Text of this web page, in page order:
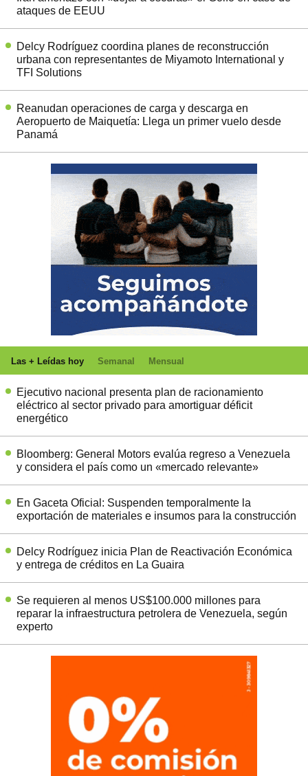
ataques de EEUU
Delcy Rodríguez coordina planes de reconstrucción
urbana con representantes de Miyamoto International y
TFI Solutions
Reanudan operaciones de carga y descarga en
Aeropuerto de Maiquetía: Llega un primer vuelo desde
Panamá
Las + Leídas hoy Semanal Mensual
Ejecutivo nacional presenta plan de racionamiento
eléctrico al sector privado para amortiguar déficit
energético
Bloomberg: General Motors evalúa regreso a Venezuela
y considera el país como un «mercado relevante»
En Gaceta Oficial: Suspenden temporalmente la
exportación de materiales e insumos para la construcción
Delcy Rodríguez inicia Plan de Reactivación Económica
y entrega de créditos en La Guaira
Se requieren al menos US$100.000 millones para
reparar la infraestructura petrolera de Venezuela, según
experto